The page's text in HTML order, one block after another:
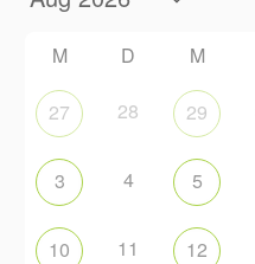
M D M
27 28 29
3 4 5
10 11 12